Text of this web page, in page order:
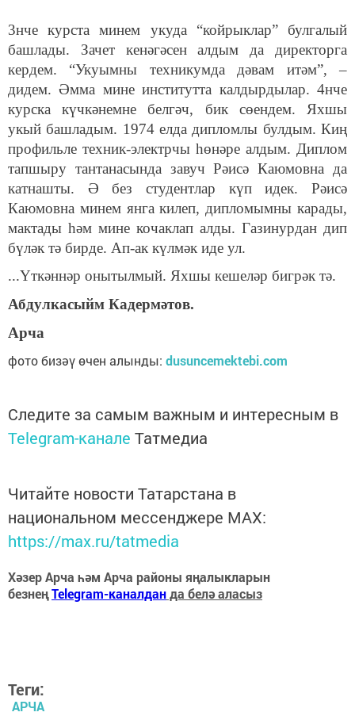
3нче курста минем укуда “койрыклар” булгалый
башлады. Зачет кенәгәсен алдым да директорга
кердем. “Укуымны техникумда дәвам итәм”, –
дидем. Әмма мине институтта калдырдылар. 4нче
курска күчкәнемне белгәч, бик сөендем. Яхшы
укый башладым. 1974 елда дипломлы булдым. Киң
профильле техник-электрчы һөнәре алдым. Диплом
тапшыру тантанасында завуч Рәисә Каюмовна да
катнашты. Ә без студентлар күп идек. Рәисә
Каюмовна минем янга килеп, дипломымны карады,
мактады һәм мине кочаклап алды. Газинурдан дип
бүләк тә бирде. Ап-ак күлмәк иде ул.
...Үткәннәр онытылмый. Яхшы кешеләр бигрәк тә.
Абдулкасыйм Кадермәтов.
Арча
фото бизәү өчен алынды: dusuncemektebi.com
Следите за самым важным и интересным в
Telegram-канале Татмедиа
Читайте новости Татарстана в
национальном мессенджере MАХ:
https://max.ru/tatmedia
Хәзер Арча һәм Арча районы яңалыкларын
безнеңTelegram-каналданда белә аласыз
Теги:
АРЧА